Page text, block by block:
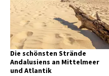
Die schönsten Strände
Andalusiens an Mittelmeer
und Atlantik